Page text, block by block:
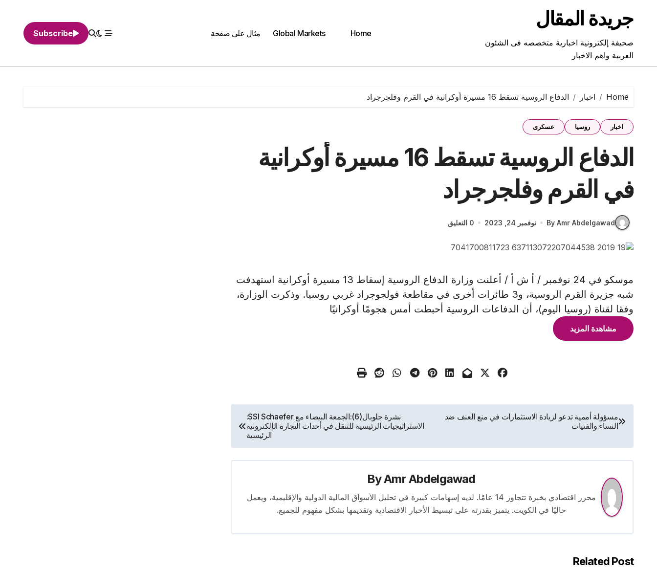
contentجريدة المقال
صحيفة إلكترونية اخبارية متخصصه فى الشئون
العربية واهم الاخبار
Home
Global Markets مثال على صفحة Subscribe
Home اخبار الدفاع الروسية تسقط 16 مسيرة أوكرانية في القرم وفلجرجراد
اخبار روسيا عسكرى
الدفاع الروسية تسقط 16 مسيرة أوكرانية
في القرم وفلجرجراد
By Amr Abdelgawad نوفمبر 24, 2023 0 التعليق
موسكو في 24 نوفمبر / أ ش أ / أعلنت وزارة الدفاع الروسية إسقاط 13 مسيرة أوكرانية استهدفت
شبه جزيرة القرم الروسية، و3 طائرات أخرى في مقاطعة فولجوجراد غربي روسيا. وذكرت الوزارة،
وفقا لقناة (روسيا اليوم)، أن الدفاعات الروسية أحبطت أمس هجومًا أوكرانيًا
مشاهدة المزيد
تصفّح
المقالات
مسؤولة أممية تدعو لزيادة الاستثمارات في منع العنف ضد
النساء والفتيات
نشرة جلوبال(6):الجمعة البيضاء مع SSI Schaefer:
الاستراتيجيات الرئيسية للتنقل في أحداث التجارة الإلكترونية
الرئيسية
ByAmr Abdelgawad
محرر اقتصادي بخبرة تتجاوز 14 عامًا. لديه إسهامات كبيرة في تحليل الأسواق المالية الدولية والإقليمية، ويعمل
حاليًا في الكويت. يتميز بقدرته على تبسيط الأخبار الاقتصادية وتقديمها بشكل مفهوم للجميع.
Related Post